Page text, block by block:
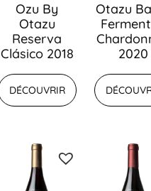
Ozu By
Otazu
Reserva
Clásico 2018
DÉCOUVRIR
Otazu
2020